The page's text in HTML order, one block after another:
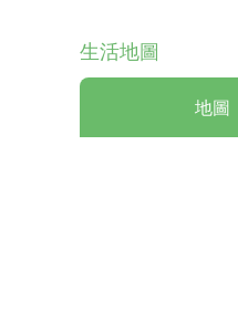
生活地圖
地圖